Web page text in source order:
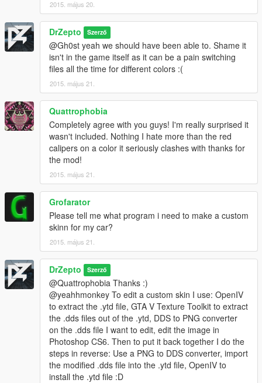
2015. május 20.
DrZepto Szerző
@Gh0st yeah we should have been able to. Shame it
isn't in the game itself as it can be a pain switching
files all the time for different colors :(
2015. május 21.
Quattrophobia
Completely agree with you guys! I'm really surprised it
wasn't included. Nothing I hate more than the red
calipers on a color it seriously clashes with thanks for
the mod!
2015. május 21.
Grofarator
Please tell me what program i need to make a custom
skinn for my car?
2015. május 21.
DrZepto Szerző
@Quattrophobia Thanks :)
@yeahhmonkey To edit a custom skin I use: OpenIV
to extract the .ytd file, GTA V Texture Toolkit to extract
the .dds files out of the .ytd, DDS to PNG converter
on the .dds file I want to edit, edit the image in
Photoshop CS6. Then to put it back together I do the
steps in reverse: Use a PNG to DDS converter, import
the modified .dds file into the .ytd file, OpenIV to
install the .ytd file :D